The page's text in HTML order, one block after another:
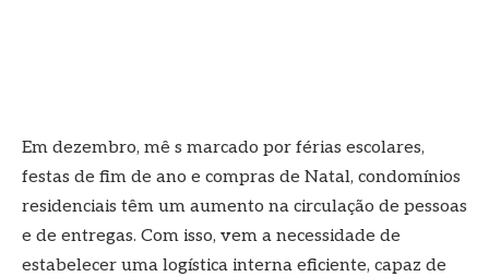
Em dezembro, mê s marcado por férias escolares,
festas de fim de ano e compras de Natal, condomínios
residenciais têm um aumento na circulação de pessoas
e de entregas. Com isso, vem a necessidade de
estabelecer uma logística interna eficiente, capaz de